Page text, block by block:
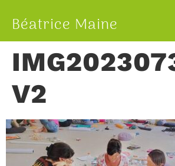
Béatrice Maine
V2